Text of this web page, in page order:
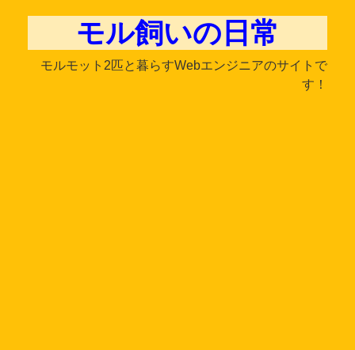
モル飼いの日常
モルモット2匹と暮らすWebエンジニアのサイトで
す！